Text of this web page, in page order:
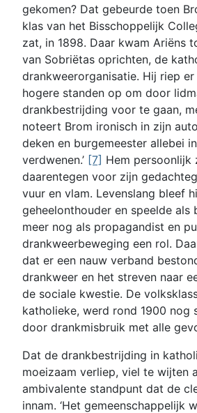
gekomen? Dat gebeurde toen
klas van het Bisschoppelijk
zat, in 1898. Daar kwam Ariëns
van Sobriëtas oprichten, de
drankweerorganisatie. Hij riep
hogere standen op om door
drankbestrijding voor te gaan,
noteert Brom ironisch in zijn
deken en burgemeester allebei
verdwenen.’ [7] Hem
daarentegen voor zijn
vuur en vlam. Levenslang bleef
geheelonthouder en speelde als
meer nog als propagandist en
drankweerbeweging een rol.
dat er een nauw verband
drankweer en het streven naar
de sociale kwestie. De
katholieke, werd rond 1900 nog
door drankmisbruik met alle
Dat de drankbestrijding in
moeizaam verliep, viel te wijten
ambivalente standpunt dat de
innam. ‘Het gemeenschappelijk